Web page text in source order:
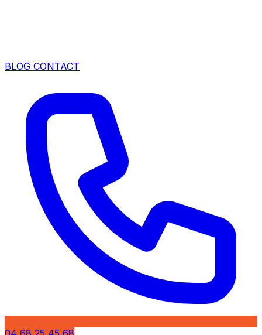
BLOG CONTACT